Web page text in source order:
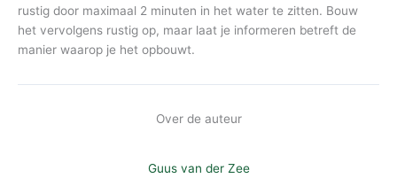
rustig door maximaal 2 minuten in het water te zitten. Bouw
het vervolgens rustig op, maar laat je informeren betreft de
manier waarop je het opbouwt.
Over de auteur
Guus van der Zee